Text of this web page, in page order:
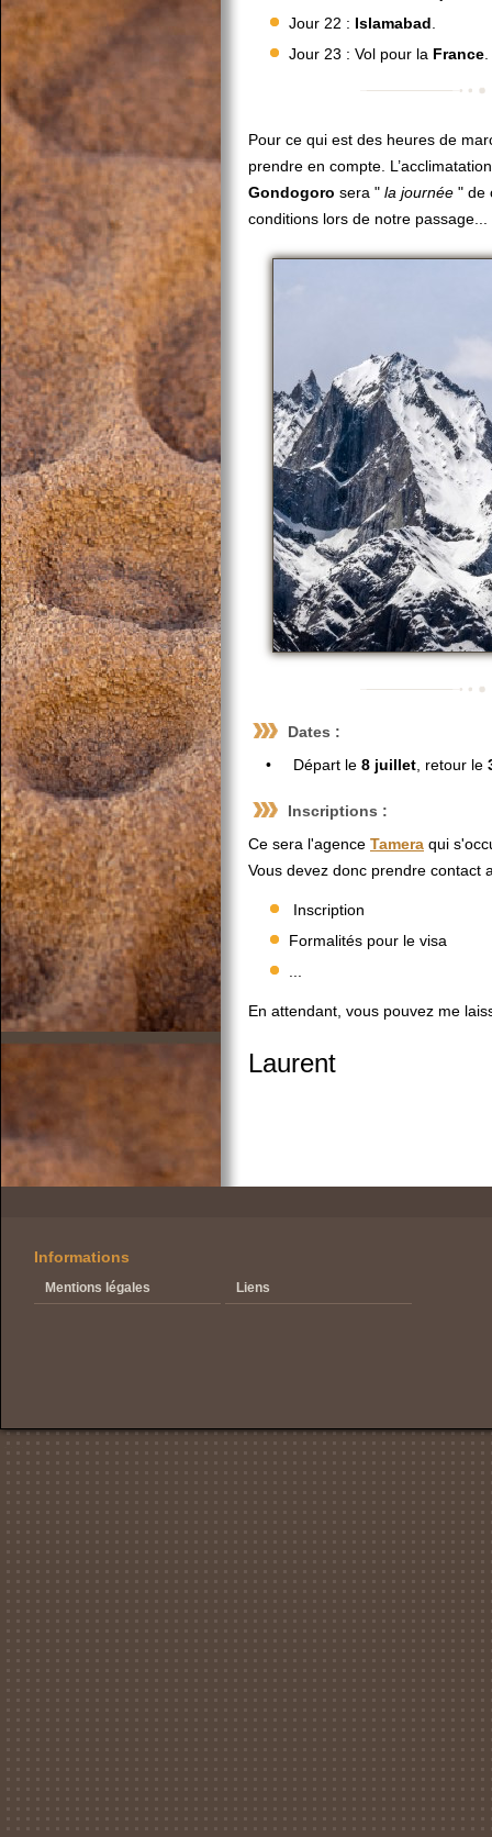
Jour 22 : Islamabad
Jour 23 : Vol pour la France
Pour ce qui est des heures de
prendre en compte.
Gondogoro sera " la journée " de
conditions lors de notre passage...
Dates :
• Départ le 8 juillet , retour le
Inscriptions :
Ce sera l'agence Tamera qui
Vous devez donc prendre contact
Inscription
Formalités pour le visa
En attendant, vous pouvez me
Laurent
Informations
Mentions légales Liens